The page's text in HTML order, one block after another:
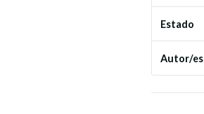
Estado
Autor/es